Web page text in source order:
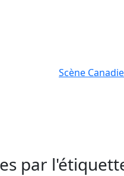
Scène
par